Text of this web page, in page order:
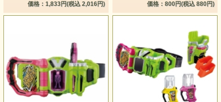
価格：1,833円(税込 2,016円)
価格：800円(税込 880円)